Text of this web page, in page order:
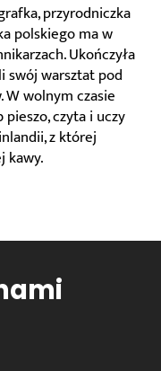
przyrodniczka
polskiego ma w
Ukończyła
swój warsztat pod
wolnym czasie
czyta i uczy
z której
kawy.